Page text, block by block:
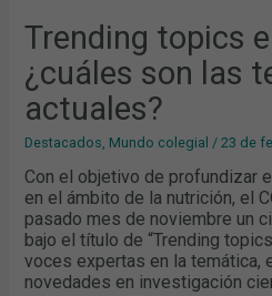
Trending topics
¿cuáles son las
actuales?
Destacados Mundo colegial /23 de
Con el objetivo de profundizar
en el ámbito de la nutrición, el
pasado mes de noviembre un
bajo el título de “Trending
voces expertas en la temática,
novedades en investigación
ACTUALES?